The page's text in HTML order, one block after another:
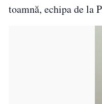
toamnă, echipa de la